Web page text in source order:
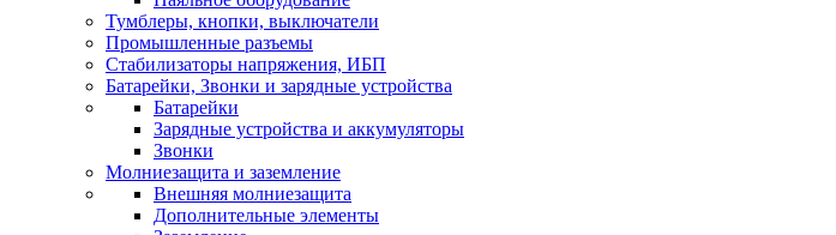
Тумблеры, кнопки, выключатели
Промышленные разъемы
Стабилизаторы напряжения, ИБП
Батарейки, Звонки и зарядные устройства
Батарейки
Зарядные устройства и аккумуляторы
Звонки
Молниезащита и заземление
Внешняя молниезащита
Дополнительные элементы